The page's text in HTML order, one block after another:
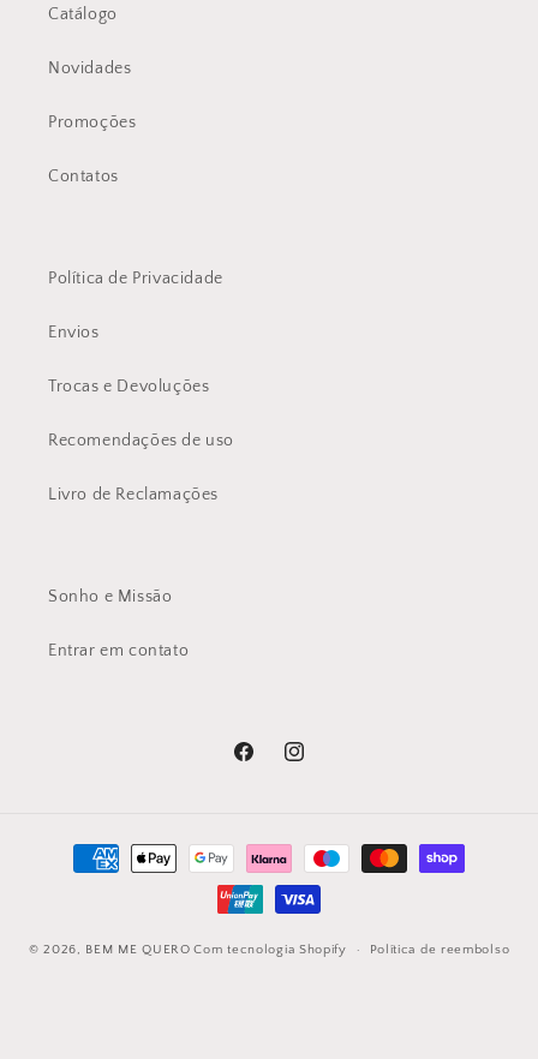
Catálogo
Novidades
Promoções
Contatos
Política de Privacidade
Envios
Trocas e Devoluções
Recomendações de uso
Livro de Reclamações
Sonho e Missão
Entrar em contato
FacebookInstagram
Métodos
© 2026, BEM ME QUERO Com tecnologia Shopify Política de reembolso